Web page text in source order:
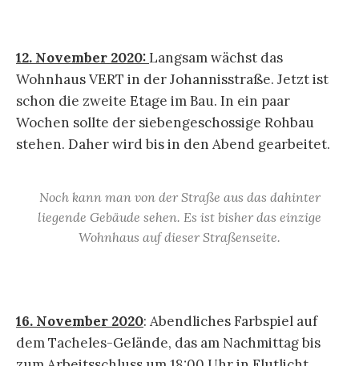
12. November 2020:Langsam wächst das
Wohnhaus VERT in der Johannisstraße. Jetzt ist
schon die zweite Etage im Bau. In ein paar
Wochen sollte der siebengeschossige Rohbau
stehen. Daher wird bis in den Abend gearbeitet.
Noch kann man von der Straße aus das dahinter
liegende Gebäude sehen. Es ist bisher das einzige
Wohnhaus auf dieser Straßenseite.
16. November 2020: Abendliches Farbspiel auf
dem Tacheles-Gelände, das am Nachmittag bis